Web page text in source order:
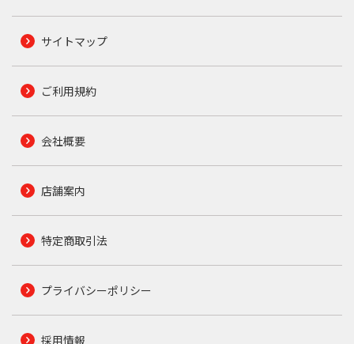
サイトマップ
ご利用規約
会社概要
店舗案内
特定商取引法
プライバシーポリシー
採用情報